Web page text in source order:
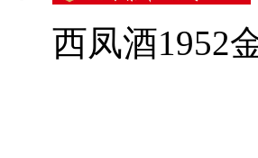
西凤酒1952